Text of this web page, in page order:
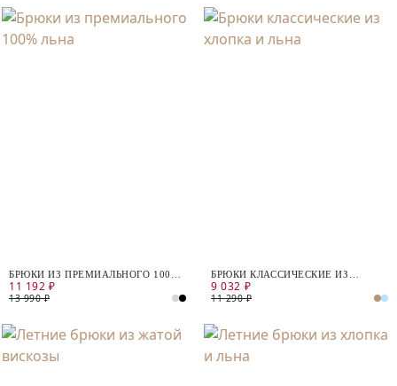
БРЮКИ ИЗ ПРЕМИАЛЬНОГО 100%
ЛЬНА
11 192 ₽
13 990 ₽
БРЮКИ КЛАССИЧЕСКИЕ ИЗ
ХЛОПКА И ЛЬНА
9 032 ₽
11 290 ₽